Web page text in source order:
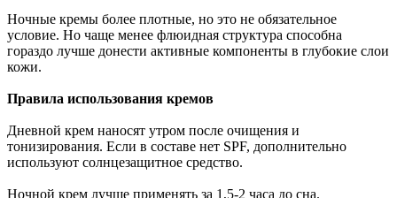
Ночные кремы более плотные, но это не обязательное
условие. Но чаще менее флюидная структура способна
гораздо лучше донести активные компоненты в глубокие слои
кожи.
Правила использования кремов
Дневной крем наносят утром после очищения и
тонизирования. Если в составе нет SPF, дополнительно
используют солнцезащитное средство.
Ночной крем лучше применять за 1,5-2 часа до сна.